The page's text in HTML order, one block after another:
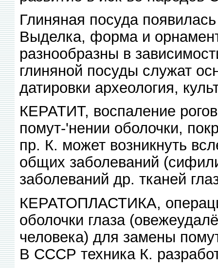
Глиняная посуда
Выделка, форма и
разнообразны в
глиняной посуды служат
датировки археология,
КЕРАТИТ, воспаление
помут-'нении оболочки,
пр. К. может возникнуть
общих заболеваний
заболеваний др. тканей
КЕРАТОПЛАСТИКА,
оболочки глаза
человека) для замены
В СССР техника К.